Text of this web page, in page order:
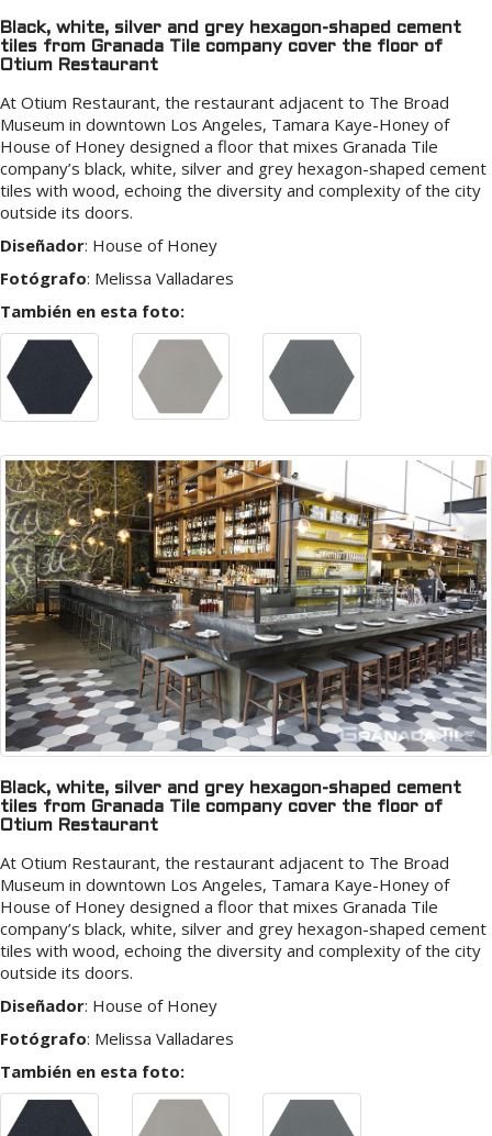
Black, white, silver and grey hexagon-shaped cement
tiles from Granada Tile company cover the floor of
Otium Restaurant
At Otium Restaurant, the restaurant adjacent to The Broad
Museum in downtown Los Angeles, Tamara Kaye-Honey of
House of Honey designed a floor that mixes Granada Tile
company’s black, white, silver and grey hexagon-shaped cement
tiles with wood, echoing the diversity and complexity of the city
outside its doors.
Diseñador: House of Honey
Fotógrafo: Melissa Valladares
También en esta foto:
Black, white, silver and grey hexagon-shaped cement
tiles from Granada Tile company cover the floor of
Otium Restaurant
At Otium Restaurant, the restaurant adjacent to The Broad
Museum in downtown Los Angeles, Tamara Kaye-Honey of
House of Honey designed a floor that mixes Granada Tile
company’s black, white, silver and grey hexagon-shaped cement
tiles with wood, echoing the diversity and complexity of the city
outside its doors.
Diseñador: House of Honey
Fotógrafo: Melissa Valladares
También en esta foto: